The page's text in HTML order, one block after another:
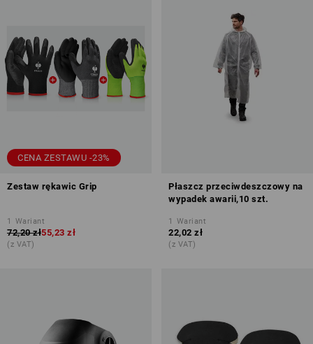
CENA ZESTAWU -23%
Zestaw rękawic Grip
1 Wariant
72,20 zł55,23 zł
(z VAT)
Płaszcz przeciwdeszczowy na
wypadek awarii,10 szt.
1 Wariant
22,02 zł
(z VAT)